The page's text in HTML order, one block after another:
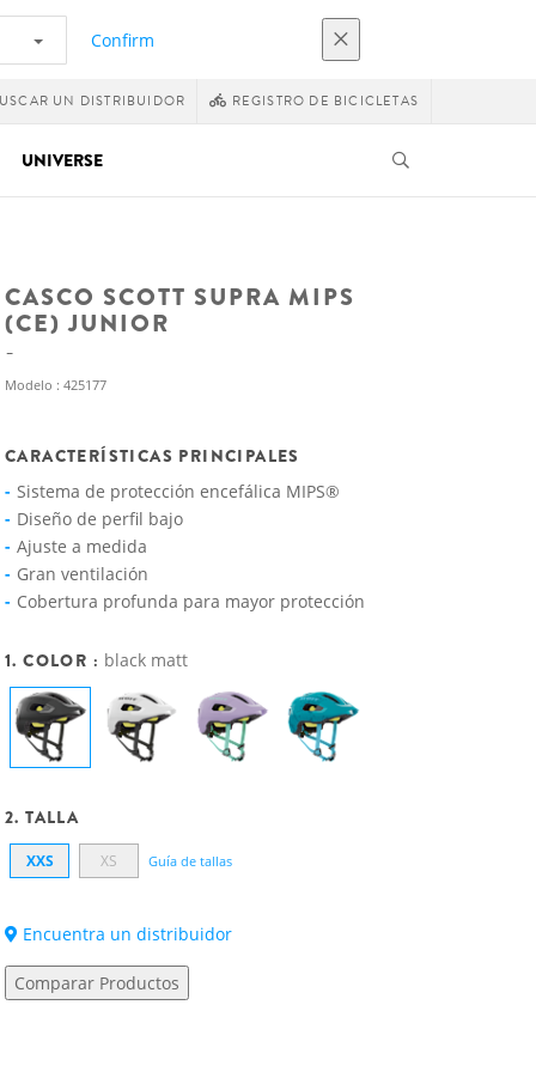
Confirm
UN DISTRIBUIDOR REGISTRO DE BICICLETAS
UNIVERSE
CASCO SCOTT SUPRA MIPS
(CE) JUNIOR
Modelo : 425177
CARACTERÍSTICAS PRINCIPALES
Sistema de protección encefálica MIPS®
Diseño de perfil bajo
Ajuste a medida
Gran ventilación
Cobertura profunda para mayor protección
1. COLOR : black matt
2. TALLA
XXS XS Guía de tallas
Encuentra un distribuidor
Comparar Productos